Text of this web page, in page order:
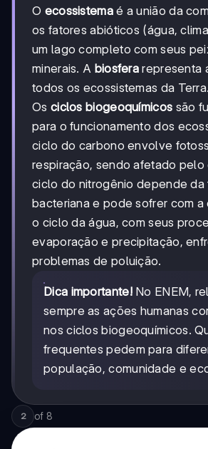
O ecossistemaé a união da
os fatores abióticos (água,
um lago completo com seus
minerais. A biosfera representa
todos os ecossistemas da Terra.
Os ciclos biogeoquímicos são
para o funcionamento dos
ciclo do carbono envolve
respiração, sendo afetado pelo
ciclo do nitrogênio depende da
bacteriana e pode sofrer com a
o ciclo da água, com seus
evaporação e precipitação,
problemas de poluição.
Dica importante!No ENEM,
sempre as ações humanas
nos ciclos biogeoquímicos.
frequentes pedem para
população, comunidade e
2 of 8